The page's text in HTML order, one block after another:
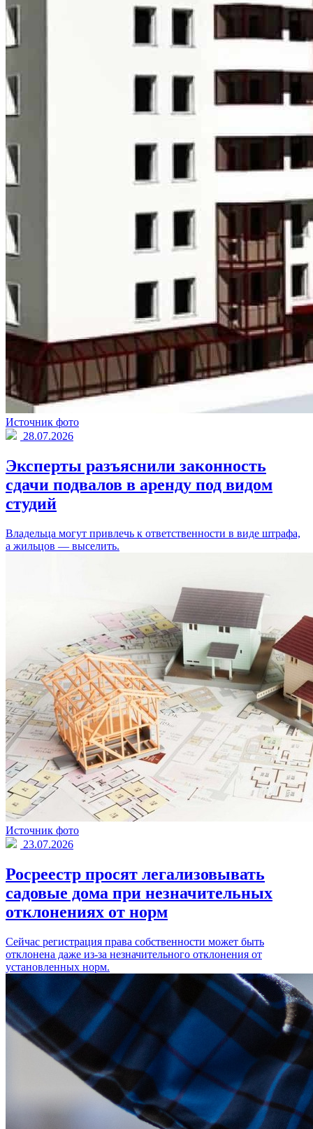
Источник фото
28.07.2026
Эксперты разъяснили законность
сдачи подвалов в аренду под видом
студий
Владельца могут привлечь к ответственности в виде штрафа,
а жильцов — выселить.
Источник фото
23.07.2026
Росреестр просят легализовывать
садовые дома при незначительных
отклонениях от норм
Сейчас регистрация права собственности может быть
отклонена даже из-за незначительного отклонения от
установленных норм.